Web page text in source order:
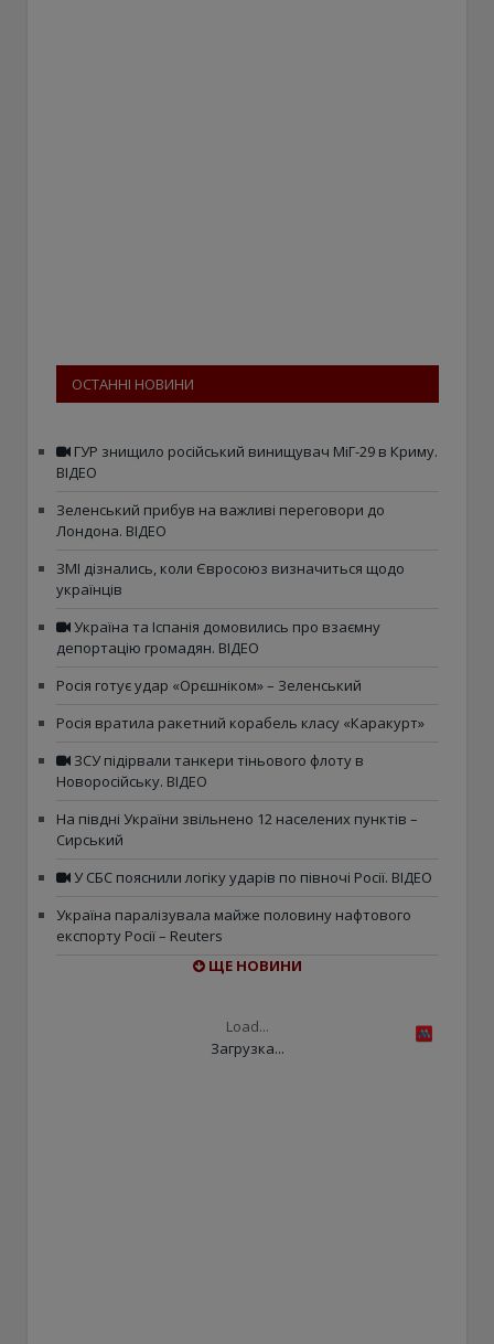
ОСТАННІ НОВИНИ
ГУР знищило російський винищувач МіГ-29 в Криму.
ВІДЕО
Зеленський прибув на важливі переговори до
Лондона. ВІДЕО
ЗМІ дізнались, коли Євросоюз визначиться щодо
українців
Україна та Іспанія домовились про взаємну
депортацію громадян. ВІДЕО
Росія готує удар «Орєшніком» – Зеленський
Росія вратила ракетний корабель класу «Каракурт»
ЗСУ підірвали танкери тіньового флоту в
Новоросійську. ВІДЕО
На півдні України звільнено 12 населених пунктів –
Сирський
У СБС пояснили логіку ударів по півночі Росії. ВІДЕО
Україна паралізувала майже половину нафтового
експорту Росії – Reuters
ЩЕ НОВИНИ
Load...
Загрузка...